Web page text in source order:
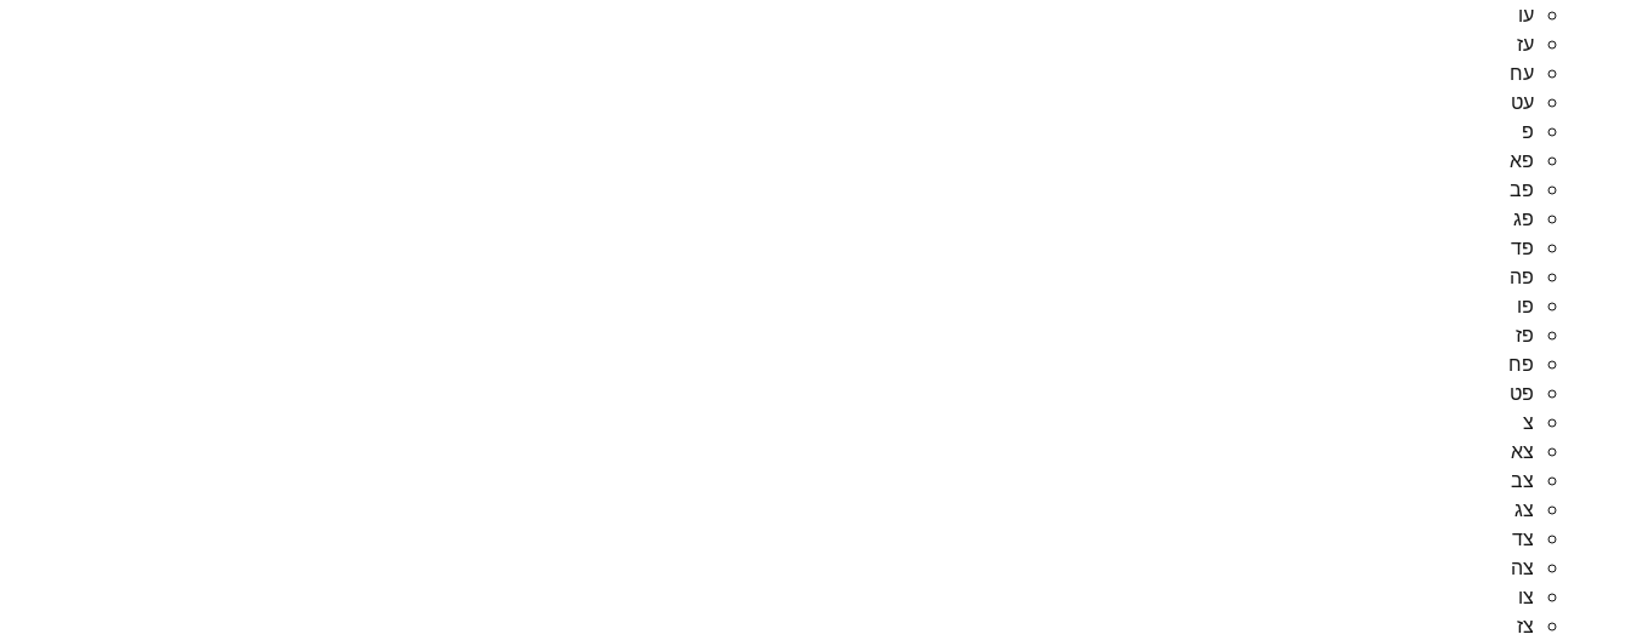
עו
עז
עח
עט
פ
פא
פב
פג
פד
פה
פו
פז
פח
פט
צ
צא
צב
צג
צד
צה
צו
צז